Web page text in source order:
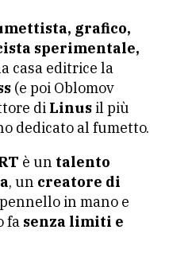
sperimentale,
casa editrice la
(e poi Oblomov
di Linusil più
dedicato al fumetto.
è un talento
, un creatore di
in mano e
fa senza limiti e